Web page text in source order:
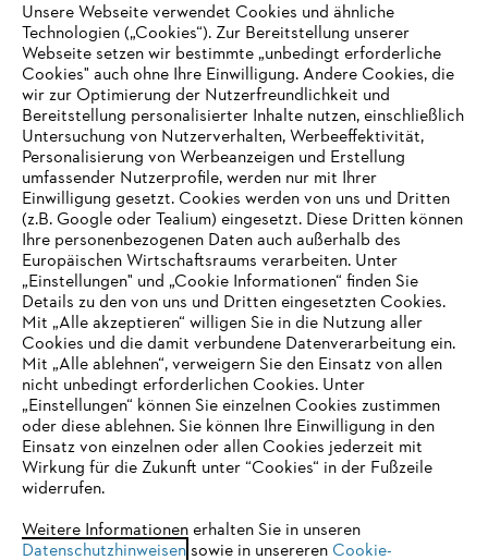
Zahlungsmöglichkeiten
Unternehmen
Online Shop
Service
IHR BROWSER WIRD NICHT
UNTERSTÜTZT
eine optimale Nutzung unserer Seite empfehlen wir Ihnen, zu
einem der folgenden Browser zu wechseln:
Unsere Webseite verwendet Cookies und ähnliche
Technologien („Cookies“). Zur Bereitstellung unserer
Webseite setzen wir bestimmte „unbedingt erforderliche
Cookies" auch ohne Ihre Einwilligung. Andere Cookies, die
wir zur Optimierung der Nutzerfreundlichkeit und
Bereitstellung personalisierter Inhalte nutzen, einschließlich
Untersuchung von Nutzerverhalten, Werbeeffektivität,
Personalisierung von Werbeanzeigen und Erstellung
umfassender Nutzerprofile, werden nur mit Ihrer
Einwilligung gesetzt. Cookies werden von uns und Dritten
(z.B. Google oder Tealium) eingesetzt. Diese Dritten können
Ihre personenbezogenen Daten auch außerhalb des
Europäischen Wirtschaftsraums verarbeiten. Unter
„Einstellungen" und „Cookie Informationen“ finden Sie
Details zu den von uns und Dritten eingesetzten Cookies.
Mit „Alle akzeptieren“ willigen Sie in die Nutzung aller
Cookies und die damit verbundene Datenverarbeitung ein.
Mit „Alle ablehnen“, verweigern Sie den Einsatz von allen
nicht unbedingt erforderlichen Cookies. Unter
„Einstellungen“ können Sie einzelnen Cookies zustimmen
oder diese ablehnen. Sie können Ihre Einwilligung in den
Einsatz von einzelnen oder allen Cookies jederzeit mit
Wirkung für die Zukunft unter “Cookies“ in der Fußzeile
widerrufen.
Weitere Informationen erhalten Sie in unseren
Datenschutzhinweisensowie in unsereren Cookie-